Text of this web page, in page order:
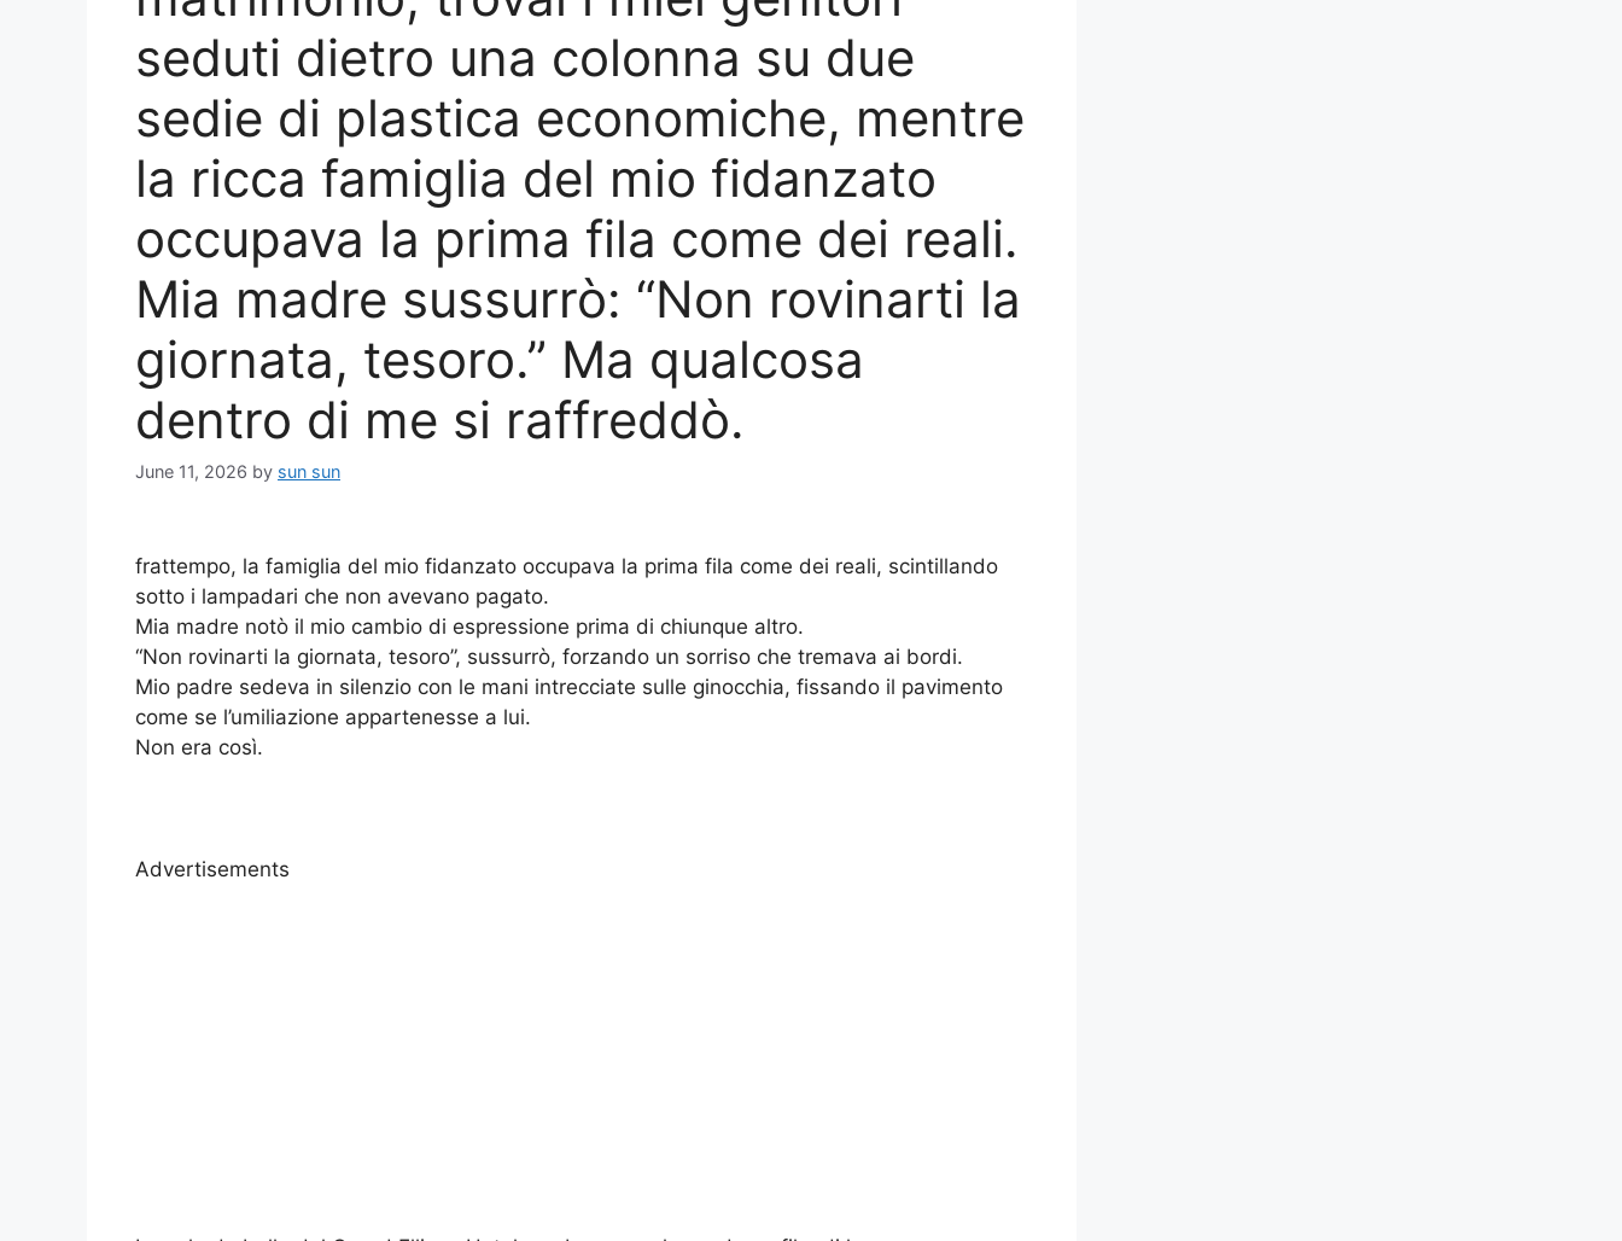
seduti dietro una colonna su due
sedie di plastica economiche, mentre
la ricca famiglia del mio fidanzato
occupava la prima fila come dei reali.
Mia madre sussurrò: “Non rovinarti la
giornata, tesoro.” Ma qualcosa
dentro di me si raffreddò.
June 11, 2026 by sun sun
frattempo, la famiglia del mio fidanzato occupava la prima fila come dei reali, scintillando
sotto i lampadari che non avevano pagato.
Mia madre notò il mio cambio di espressione prima di chiunque altro.
“Non rovinarti la giornata, tesoro”, sussurrò, forzando un sorriso che tremava ai bordi.
Mio padre sedeva in silenzio con le mani intrecciate sulle ginocchia, fissando il pavimento
come se l’umiliazione appartenesse a lui.
Non era così.
Advertisements